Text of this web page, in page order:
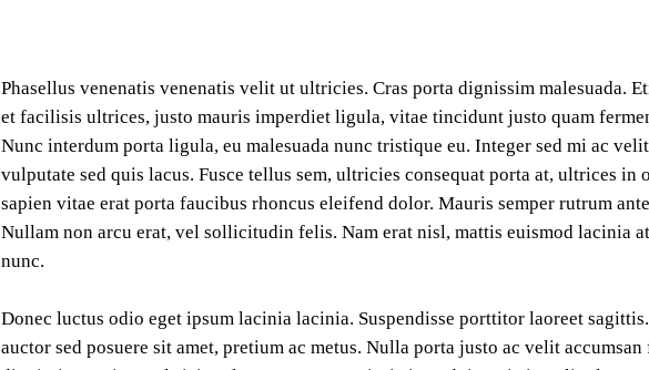
Phasellus venenatis venenatis velit ut ultricies. Cras porta dignissim malesuada.
et facilisis ultrices, justo mauris imperdiet ligula, vitae tincidunt justo quam
Nunc interdum porta ligula, eu malesuada nunc tristique eu. Integer sed mi ac
vulputate sed quis lacus. Fusce tellus sem, ultricies consequat porta at, ultrices in
sapien vitae erat porta faucibus rhoncus eleifend dolor. Mauris semper rutrum
Nullam non arcu erat, vel sollicitudin felis. Nam erat nisl, mattis euismod lacinia
nunc.
Donec luctus odio eget ipsum lacinia lacinia. Suspendisse porttitor laoreet
auctor sed posuere sit amet, pretium ac metus. Nulla porta justo ac velit